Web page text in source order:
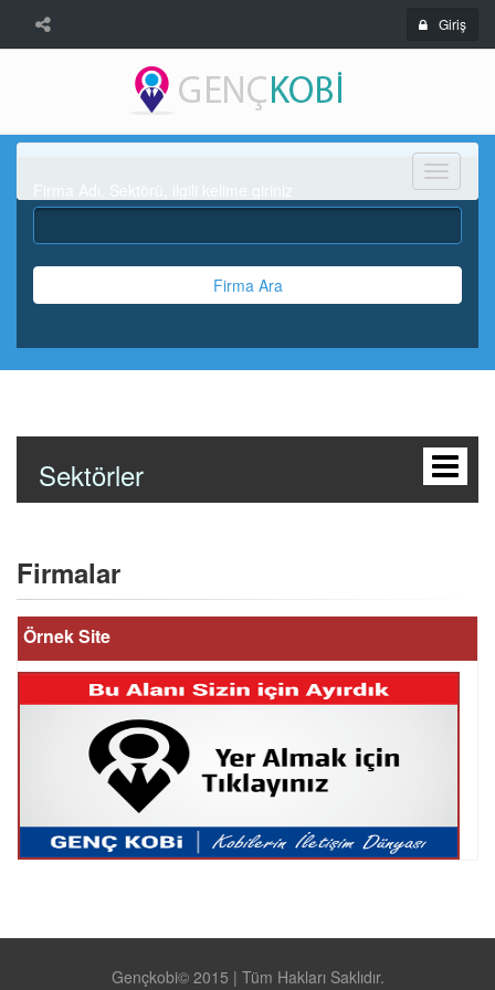
Giriş
Menü
Firma Ara
Sektörler
Firmalar
Örnek Site
Gençkobi© 2015 | Tüm Hakları Saklıdır.